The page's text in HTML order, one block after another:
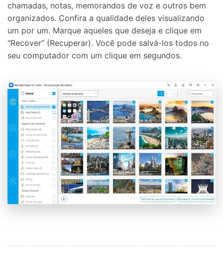
chamadas, notas, memorandos de voz e outros bem
organizados. Confira a qualidade deles visualizando
um por um. Marque aqueles que deseja e clique em
“Recover” (Recuperar). Você pode salvá-los todos no
seu computador com um clique em segundos.